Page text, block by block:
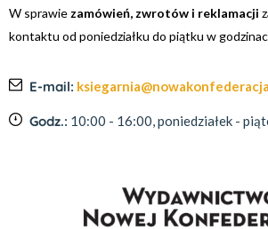
W sprawie zamówień, zwrotów i reklamacji
kontaktu od poniedziałku do piątku w
E-mail:
Godz.: 10:00 - 16:00, poniedziałek -